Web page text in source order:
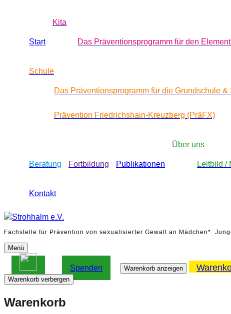
Start
Kita
Das Präventionsprogramm für den
Schule
Das Präventionsprogramm für die Grundschule
Prävention Friedrichshain-Kreuzberg (PräFX)
Beratung Fortbildung Publikationen
Über uns
Leitbild /
Kontakt
Fachstelle für Prävention von sexualisierter Gewalt an Mädchen*.
Menü
Spenden Warenkorb anzeigen
Warenkorb verbergen
Warenkorb